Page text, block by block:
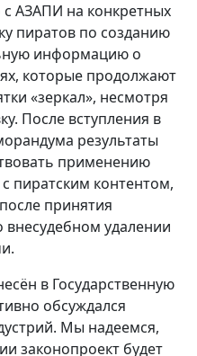
с АЗАПИ на конкретных
пиратов по созданию
информацию о
которые продолжают
«зеркал», несмотря
После вступления в
результаты
применению
пиратским контентом,
принятия
внесудебном удалении
в Государственную
обсуждался
Мы надеемся,
законопроект будет